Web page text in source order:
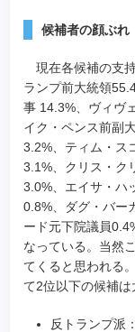
候補者の顔ぶれ
現在各候補の支
ランプ前大統領
事 14.3%、ヴィヴ
イク・ペンス前副
3.2%、ティム・ス
3.1%、クリス・ク
3.0%、エイサ・ハ
0.8%、ダグ・バー
ード元下院議員
なっている。当然
てくると思われる
て2位以下の候補は
反トランプ派